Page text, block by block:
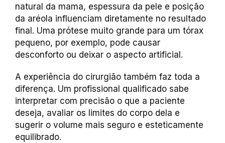
natural da mama, espessura da pele e posição
da aréola influenciam diretamente no resultado
final. Uma prótese muito grande para um tórax
pequeno, por exemplo, pode causar
desconforto ou deixar o aspecto artificial.
A experiência do cirurgião também faz toda a
diferença. Um profissional qualificado sabe
interpretar com precisão o que a paciente
deseja, avaliar os limites do corpo dela e
sugerir o volume mais seguro e esteticamente
equilibrado.